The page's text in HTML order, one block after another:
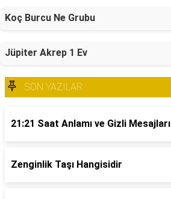
Koç Burcu Ne Grubu
Jüpiter Akrep 1 Ev
SON YAZILAR
21:21 Saat Anlamı ve Gizli Mesajları
Zenginlik Taşı Hangisidir